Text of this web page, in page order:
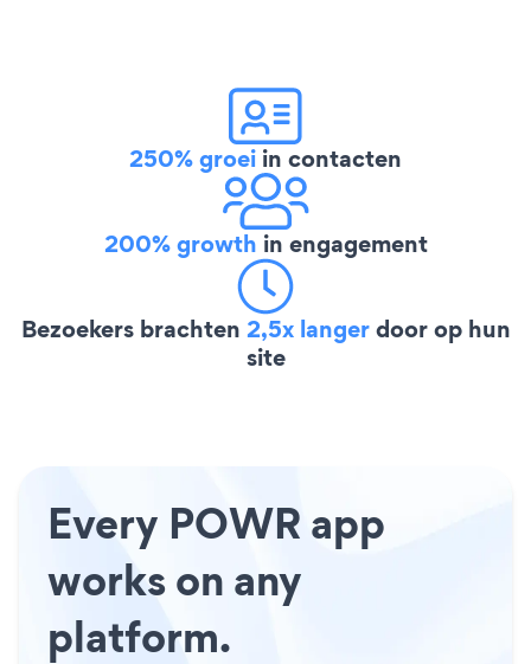
250% groei in contacten
200% growth in engagement
Bezoekers brachten 2,5x langerdoor op hun
site
Every POWR app
works on any
platform.